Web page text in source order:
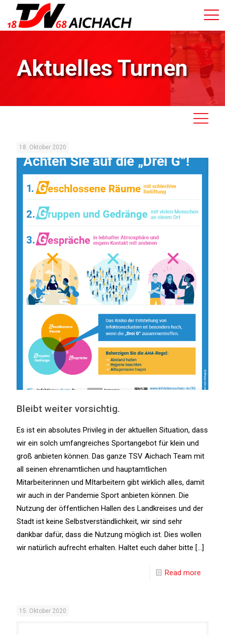
Aktuelles Turnen
18. Oktober 2020
Bleibt weiter vorsichtig.
Es ist ein absolutes Privileg in der aktuellen Situation, dass
wir ein solch umfangreiches Sportangebot für klein und
groß anbieten können. Das ganze TSV Aichach Team mit
all seinen ehrenamtlichen und hauptamtlichen
Mitarbeiterinnen und MItarbeitern gibt wirklich alles, damit
wir auch in der Pandemie Sport anbieten können. Die
Nutzung der öffentlichen Hallen des Landkreises und der
Stadt ist keine Selbstverständlichkeit, wir sind sehr
dankbar dafür, dass die Nutzung möglich ist. Dies wollen
wir natürlich aufrecht erhalten. Haltet euch daher bitte […]
Read more
15. Oktober 2020